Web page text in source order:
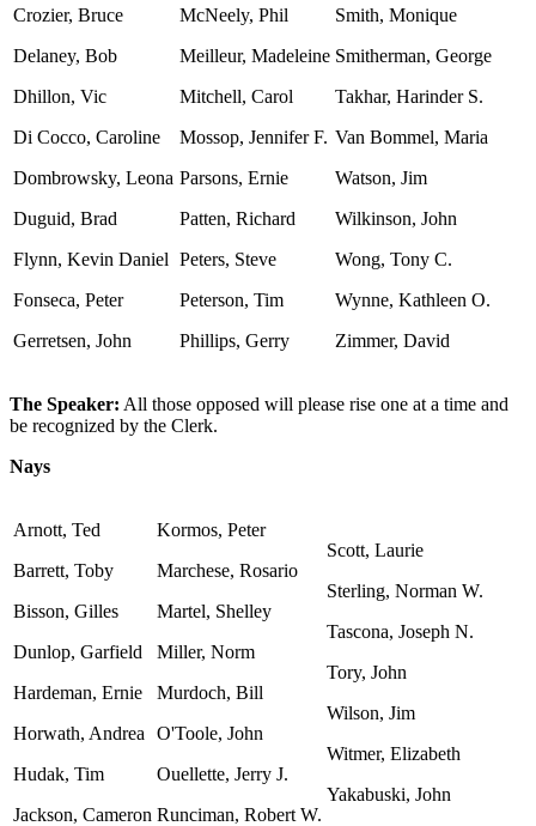
Crozier, Bruce
Delaney, Bob
Dhillon, Vic
Di Cocco, Caroline
Dombrowsky, Leona
Duguid, Brad
Flynn, Kevin Daniel
Fonseca, Peter
Gerretsen, John
McNeely, Phil
Meilleur, Madeleine
Mitchell, Carol
Mossop, Jennifer F.
Parsons, Ernie
Patten, Richard
Peters, Steve
Peterson, Tim
Phillips, Gerry
Smith, Monique
Smitherman, George
Takhar, Harinder S.
Van Bommel, Maria
Watson, Jim
Wilkinson, John
Wong, Tony C.
Wynne, Kathleen O.
Zimmer, David
The Speaker: All those opposed will please rise one at a time and
be recognized by the Clerk.
Nays
Arnott, Ted
Barrett, Toby
Bisson, Gilles
Dunlop, Garfield
Hardeman, Ernie
Horwath, Andrea
Hudak, Tim
Jackson, Cameron
Kormos, Peter
Marchese, Rosario
Martel, Shelley
Miller, Norm
Murdoch, Bill
O'Toole, John
Ouellette, Jerry J.
Runciman, Robert W.
Scott, Laurie
Sterling, Norman W.
Tascona, Joseph N.
Tory, John
Wilson, Jim
Witmer, Elizabeth
Yakabuski, John